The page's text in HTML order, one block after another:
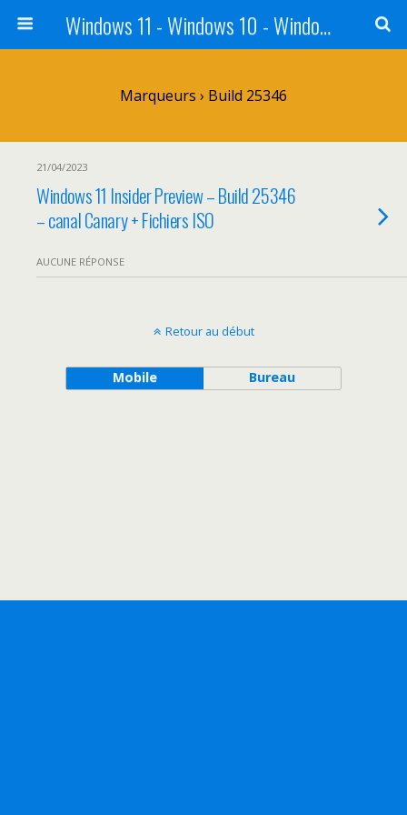
Windows 11 - Windows 10 - Windows 8 - Windows 7 - VISTA
Marqueurs › Build 25346
21/04/2023
Windows 11 Insider Preview – Build 25346
– canal Canary + Fichiers ISO
AUCUNE RÉPONSE
Retour au début
Mobile Bureau